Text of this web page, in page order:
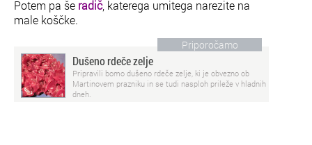
Potem pa še radič, katerega umitega narezite na
male koščke.
Priporočamo
Dušeno rdeče zelje
Pripravili bomo dušeno rdeče zelje, ki je obvezno ob
Martinovem prazniku in se tudi nasploh prileže v hladnih
dneh.